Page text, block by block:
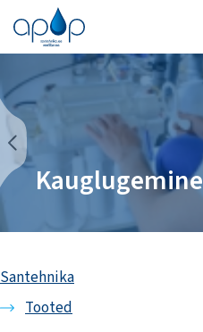
Kauglugemine
Santehnika
Tooted